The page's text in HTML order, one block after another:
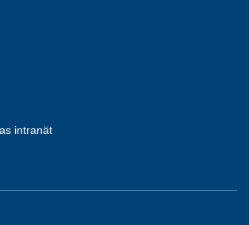
intranät